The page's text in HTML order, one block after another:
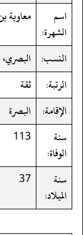
اسم
الشهرة:
معاوية
النسب: البصري،
الرتبة:
ثقة
الإقامة:
البصرة
سنة
الوفاة:
113
سنة
الميلاد:
37